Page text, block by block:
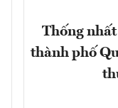
Thống
thành phố